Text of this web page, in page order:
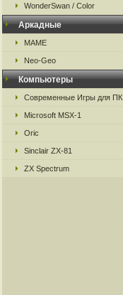
WonderSwan / Color
Аркадные
MAME
Neo-Geo
Компьютеры
Современные Игры для ПК
Microsoft MSX-1
Oric
Sinclair ZX-81
ZX Spectrum